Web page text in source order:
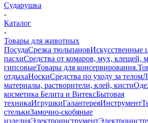
Сударушка
-
Каталог
-
Товары для животных
ПосудаСрезка тюльпановИскусственные
пасхиСредства от комаров, мух, клещей,
гипсовыеТовары для консервирования.
отдыхаНоскиСредства по уходу за телом
материалы, растворители, клей, кисти
косметика Белита и ВитексБытовая
техникаИгрушкиГалантереяИнструмент
стелькиЗамочно-скобяные
изделияЭлектроинструмент